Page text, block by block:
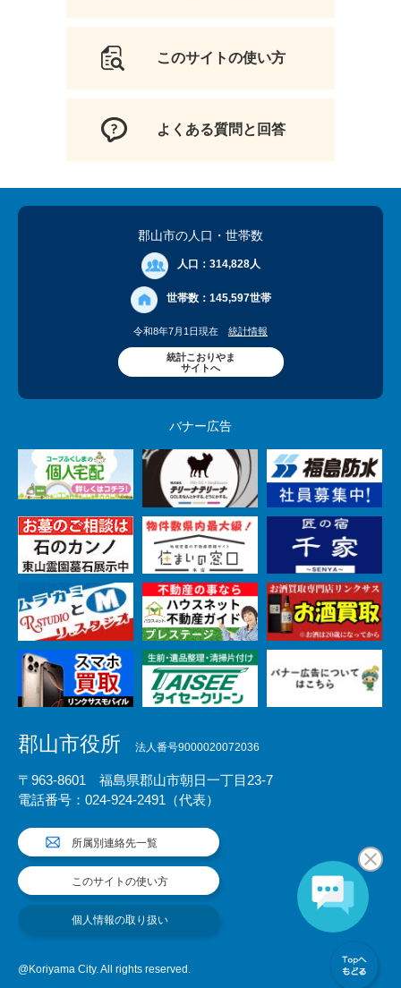
このサイトの使い方
よくある質問と回答
郡山市の人口 ・世帯数
人口： 314,828人
世帯数： 145,597世帯
令和8年7月1日現在 統計情報
統計こおりやま
サイトへ
バナー広告
郡山市役所 法人番号9000020072036
〒963-8601 福島県郡山市朝日一丁目23-7
電話番号：024-924-2491（代表）
所属別連絡先一覧
このサイトの使い方
個人情報の取り扱い
@Koriyama City. All rights reserved.